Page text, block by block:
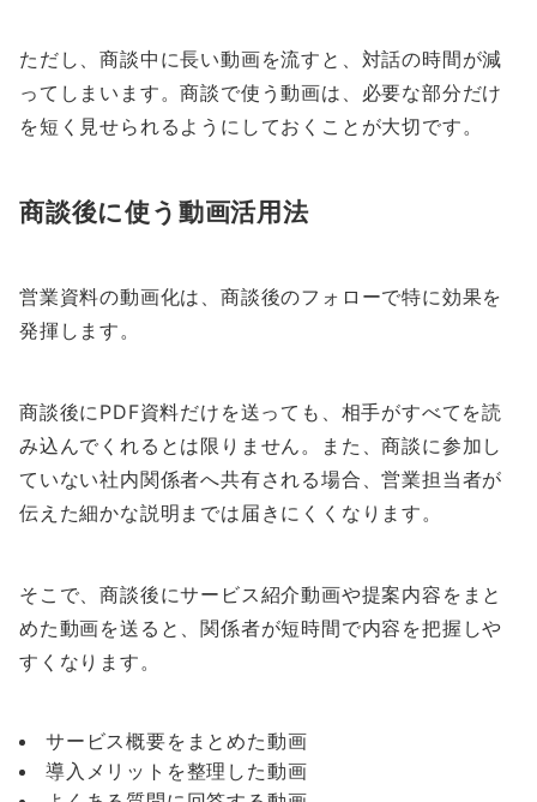
ただし、商談中に長い動画を流すと、対話の時間が減
ってしまいます。商談で使う動画は、必要な部分だけ
を短く見せられるようにしておくことが大切です。
商談後に使う動画活用法
営業資料の動画化は、商談後のフォローで特に効果を
発揮します。
商談後にPDF資料だけを送っても、相手がすべてを読
み込んでくれるとは限りません。また、商談に参加し
ていない社内関係者へ共有される場合、営業担当者が
伝えた細かな説明までは届きにくくなります。
そこで、商談後にサービス紹介動画や提案内容をまと
めた動画を送ると、関係者が短時間で内容を把握しや
すくなります。
サービス概要をまとめた動画
導入メリットを整理した動画